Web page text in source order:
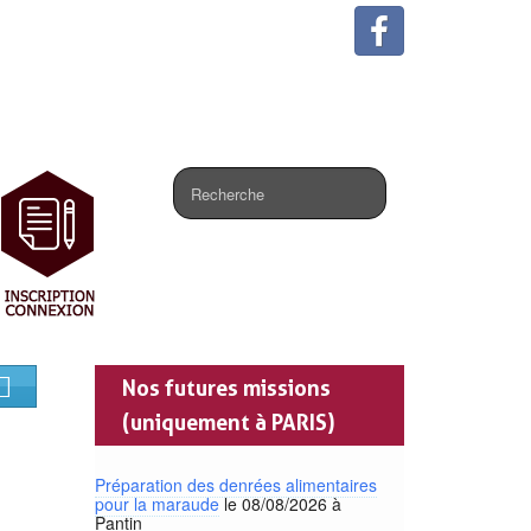
Nos futures missions
(uniquement à PARIS)
Préparation des denrées alimentaires
pour la maraudele 08/08/2026 à
Pantin